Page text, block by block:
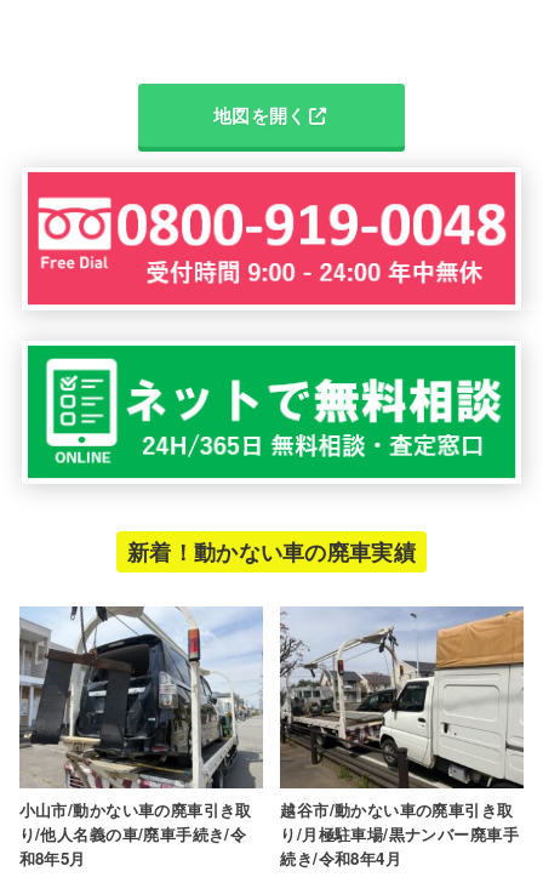
地図を開く
新着！動かない車の廃車実績
小山市/動かない車の廃車引き取
り/他人名義の車/廃車手続き/令
和8年5月
越谷市/動かない車の廃車引き取
り/月極駐車場/黒ナンバー廃車手
続き/令和8年4月